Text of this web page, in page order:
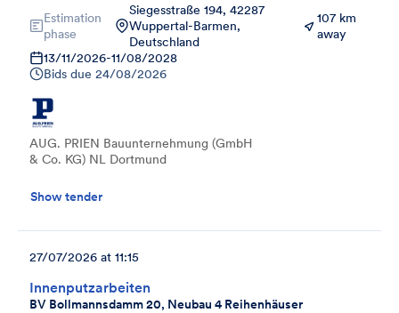
Estimation
phase
Siegesstraße 194, 42287
Wuppertal-Barmen,
Deutschland
107 km
away
13/11/2026-11/08/2028
Bids due 24/08/2026
AUG. PRIEN Bauunternehmung (GmbH
& Co. KG) NL Dortmund
Show tender
Innenputzarbeiten
BV Bollmannsdamm 20, Neubau 4 Reihenhäuser
27/07/2026 at 11:15